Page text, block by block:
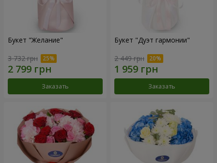
Букет "Желание"
3 732 грн
Заказать
Букет "Дуэт гармонии"
2 449 грн
Заказать